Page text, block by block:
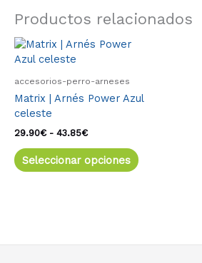
Productos relacionados
accesorios-perro-arneses
Matrix | Arnés Power Azul
celeste
29.90€ - 43.85€
Rango
desde
hasta
Seleccionar opciones
variantes.
pueden